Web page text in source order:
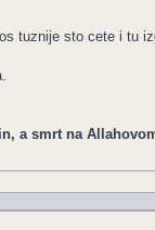
tuznije sto cete i tu
a smrt na